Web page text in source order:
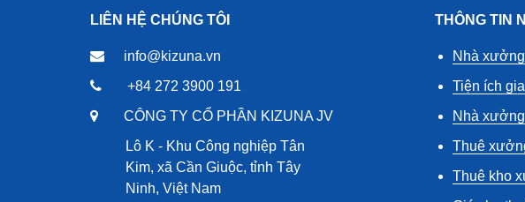
LIÊN HỆ CHÚNG TÔI
info@kizuna.vn
+84 272 3900 191
CÔNG TY CỔ PHẦN KIZUNA JV
Lô K - Khu Công nghiệp Tân
Kim, xã Cần Giuộc, tỉnh Tây
Ninh, Việt Nam
THÔNG TIN
Nhà
Tiện ích
Nhà
Thuê
Thuê kho